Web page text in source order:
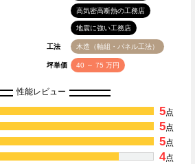
高気密高断熱の工務店
地震に強い工務店
工法 木造（軸組・パネル工法）
坪単価 40 ～ 75 万円
性能レビュー
5点
5点
5点
4点